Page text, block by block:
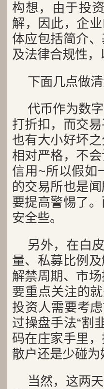
构想，由于投
解，因此，企
体应包括简介
及法律合规性
下面几点做
代币作为数
打折扣，而交
也有大小好坏
相对严格，不
信用~所以假如
的交易所也是
要提高警惕了
安全些。
另外，在白
量、私募比例
解禁周期、市
要重点关注的
投资人需要考
过操盘手法“割
码在庄家手里
散户还是少碰为
当然，这两